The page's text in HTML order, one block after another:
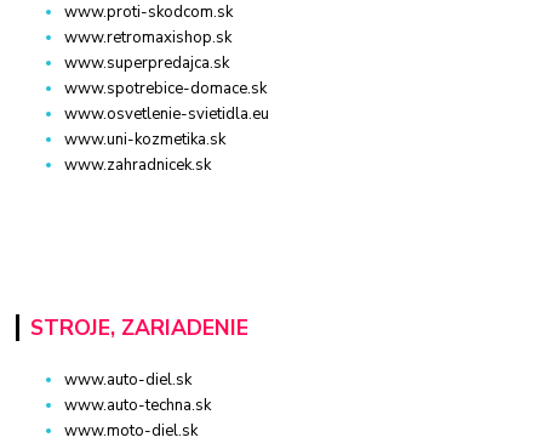
www.proti-skodcom.sk
www.retromaxishop.sk
www.superpredajca.sk
www.spotrebice-domace.sk
www.osvetlenie-svietidla.eu
www.uni-kozmetika.sk
www.zahradnicek.sk
STROJE, ZARIADENIE
www.auto-diel.sk
www.auto-techna.sk
www.moto-diel.sk